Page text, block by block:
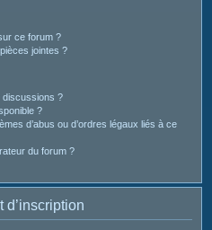
ce forum ?
jointes ?
discussions ?
?
d’abus ou d’ordres légaux liés à ce
du forum ?
d’inscription